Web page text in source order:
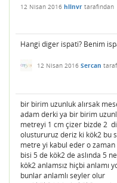
12 Nisan 2016 hllnvr tarafından
Hangi diger ispati? Benim
12 Nisan 2016 Sercan
bir birim uzunluk alırsak
adam derki ya bir birim
metreyi 1 cm çizer bizde 2
olustururuz deriz ki kök2 bu
metre yi kabul eder o
bisi 5 de kök2 de aslında 5
kök2 anlamsız hiçbi anlamı
bunlar anlamlı seyler olur